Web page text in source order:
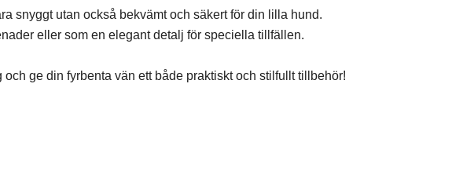
snyggt utan också bekvämt och säkert för din lilla hund.
eller som en elegant detalj för speciella tillfällen.
ge din fyrbenta vän ett både praktiskt och stilfullt tillbehör!